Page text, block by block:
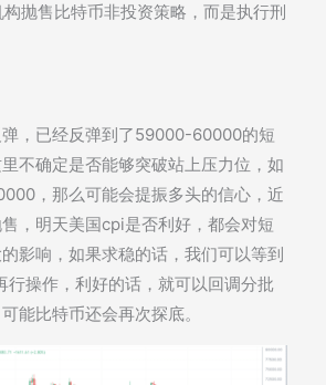
抛售比特币非投资策略，而是执行刑
，已经反弹到了59000-60000的短
不确定是否能够突破站上压力位，如
，那么可能会提振多头的信心，近
，明天美国cpi是否利好，都会对短
影响，如果求稳的话，我们可以等到
行操作，利好的话，就可以回调分批
能比特币还会再次探底。